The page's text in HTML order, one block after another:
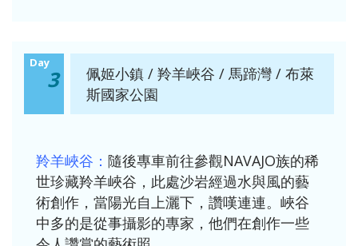
Day
3
佩姬小鎮 / 羚羊峽谷 / 馬蹄灣 / 布萊
斯國家公園
羚羊峽谷： 隨後專車前往參觀NAVAJO族的稀
世珍藏羚羊峽谷，此處沙岩經過水與風的藝
術創作，當陽光自上灑下，讚嘆連連。峽谷
中多的是從事攝影的專家，他們在創作一些